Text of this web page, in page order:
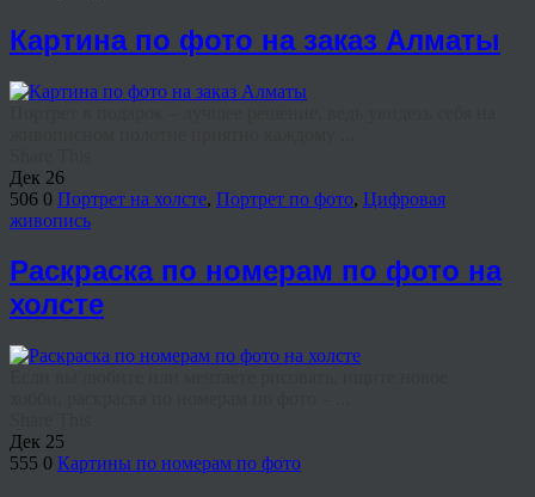
Картина по фото на заказ Алматы
Дек 26
506 0 Портрет на холсте, Портрет по фото, Цифровая
живопись
Раскраска по номерам по фото на
холсте
Дек 25
555 0 Картины по номерам по фото